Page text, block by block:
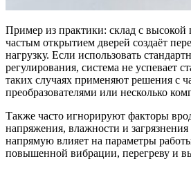
Пример из практики: склад с высокой
частым открытием дверей создаёт
нагрузку. Если использовать
регулирования, система не успевает
таких случаях применяют решения с
преобразователями или несколько
Также часто игнорируют факторы
напряжения, влажности и
напрямую влияет на параметры
повышенной вибрации, перегреву и